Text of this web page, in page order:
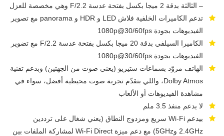
– الثالثة بدقة 2 ميجا بكسل بفتحة عدسة F/2.2 وهي مخصصة للعزل
تدعم الكاميرات الخلفية فلاش LED و HDR و panorama مع تصوير
الفيديوهات بجودة 1080p@30/60fps
الكاميرا السيلفي بدقة 20 ميجا بكسل بفتحة عدسة F/2.2 مع تضوير
الفيديوهات بجودة 1080p@30/60fps
الهاتف مزوّد بسماعات ستيريو (يعني صوت من الجهتين) وبدعم تقنية
Dolby Atmos، واللي بتقدّم تجربة صوت محيطية أفضل، سواء في
مشاهدة الفيديوهات أو الألعاب
لا يدعم منفذ 3.5 ملم
بيدعم Wi-Fi سريع ومزدوج النطاق (يعني شغال على ترددين
2.4GHz و5GHz) مع دعم ميزة Wi-Fi Direct لمشاركة الملفات بين